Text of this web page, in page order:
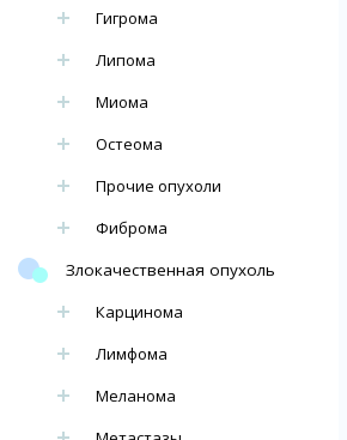
Гигрома
Липома
Миома
Остеома
Прочие опухоли
Фиброма
Злокачественная опухоль
Карцинома
Лимфома
Меланома